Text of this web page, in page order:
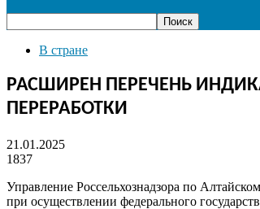
В стране
РАСШИРЕН ПЕРЕЧЕНЬ
ПЕРЕРАБОТКИ
21.01.2025
1837
Управление Россельхознадзора по
при осуществлении федерального